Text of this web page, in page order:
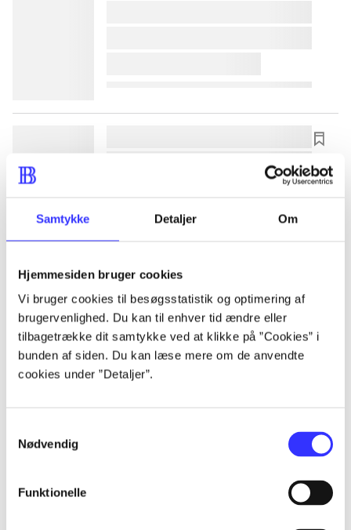
Samtykke Detaljer Om
Hjemmesiden bruger cookies
Vi bruger cookies til besøgsstatistik og optimering af
brugervenlighed. Du kan til enhver tid ændre eller
tilbagetrække dit samtykke ved at klikke på ”Cookies” i
bunden af siden. Du kan læse mere om de anvendte
cookies under ”Detaljer”.
Nødvendig
Funktionelle
lorem ipsum dolor sit amet ...
lorem ipsum dolor sit amet ...
lorem ipsum dolor sit amet ...
lorem ipsum dolor sit amet ...
lorem ipsum dolor sit amet ...
lorem ipsum dolor sit amet ...
lorem ipsum dolor sit amet ...
lorem ipsum dolor sit amet ...
lorem ipsum dolor sit amet ...
lorem ipsum dolor sit amet ...
lorem ipsum dolor sit amet ...